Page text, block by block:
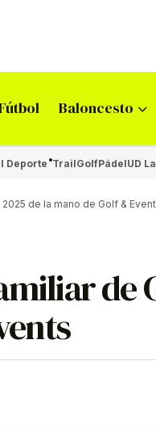
Baloncesto
Deporte TrailGolfPádelUD
de la mano de Golf &
de